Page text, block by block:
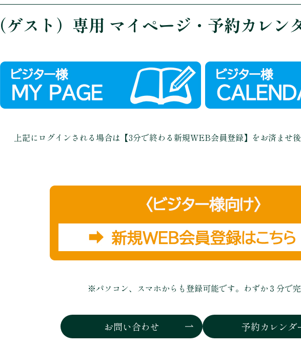
スト）専用 マイページ・予約カレン
上記にログインされる場合は 【3分で終わる新規WEB会員登録】をお済ませ
※パソコン、スマホからも登録可能です。 わずか３分で
お問い合わせ 予約カレンダ